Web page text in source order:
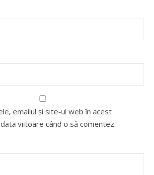
emailul și site-ul web în acest
viitoare când o să comentez.